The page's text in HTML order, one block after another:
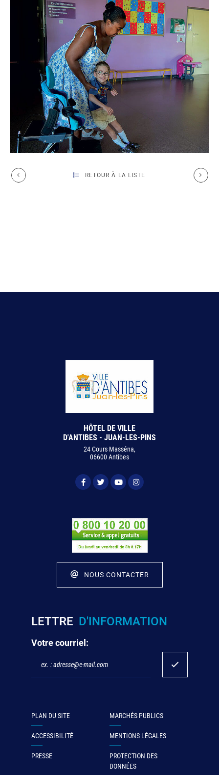
RETOUR À LA LISTE
HÔTEL DE VILLE
D'ANTIBES - JUAN-LES-PINS
24 Cours Masséna,
06600 Antibes
NOUS CONTACTER
LETTRE D'INFORMATION
Votre courriel:
PLAN DU SITE MARCHÉS PUBLICS
ACCESSIBILITÉ MENTIONS LÉGALES
PRESSE
PROTECTION DES
DONNÉES